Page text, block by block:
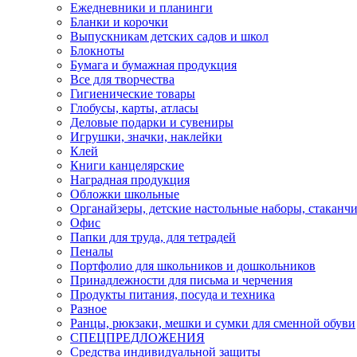
Ежедневники и планинги
Бланки и корочки
Выпускникам детских садов и школ
Блокноты
Бумага и бумажная продукция
Все для творчества
Гигиенические товары
Глобусы, карты, атласы
Деловые подарки и сувениры
Игрушки, значки, наклейки
Клей
Книги канцелярские
Наградная продукция
Обложки школьные
Органайзеры, детские настольные наборы,
Офис
Папки для труда, для тетрадей
Пеналы
Портфолио для школьников и дошкольников
Принадлежности для письма и черчения
Продукты питания, посуда и техника
Разное
Ранцы, рюкзаки, мешки и сумки для сменной обуви
СПЕЦПРЕДЛОЖЕНИЯ
Средства индивидуальной защиты